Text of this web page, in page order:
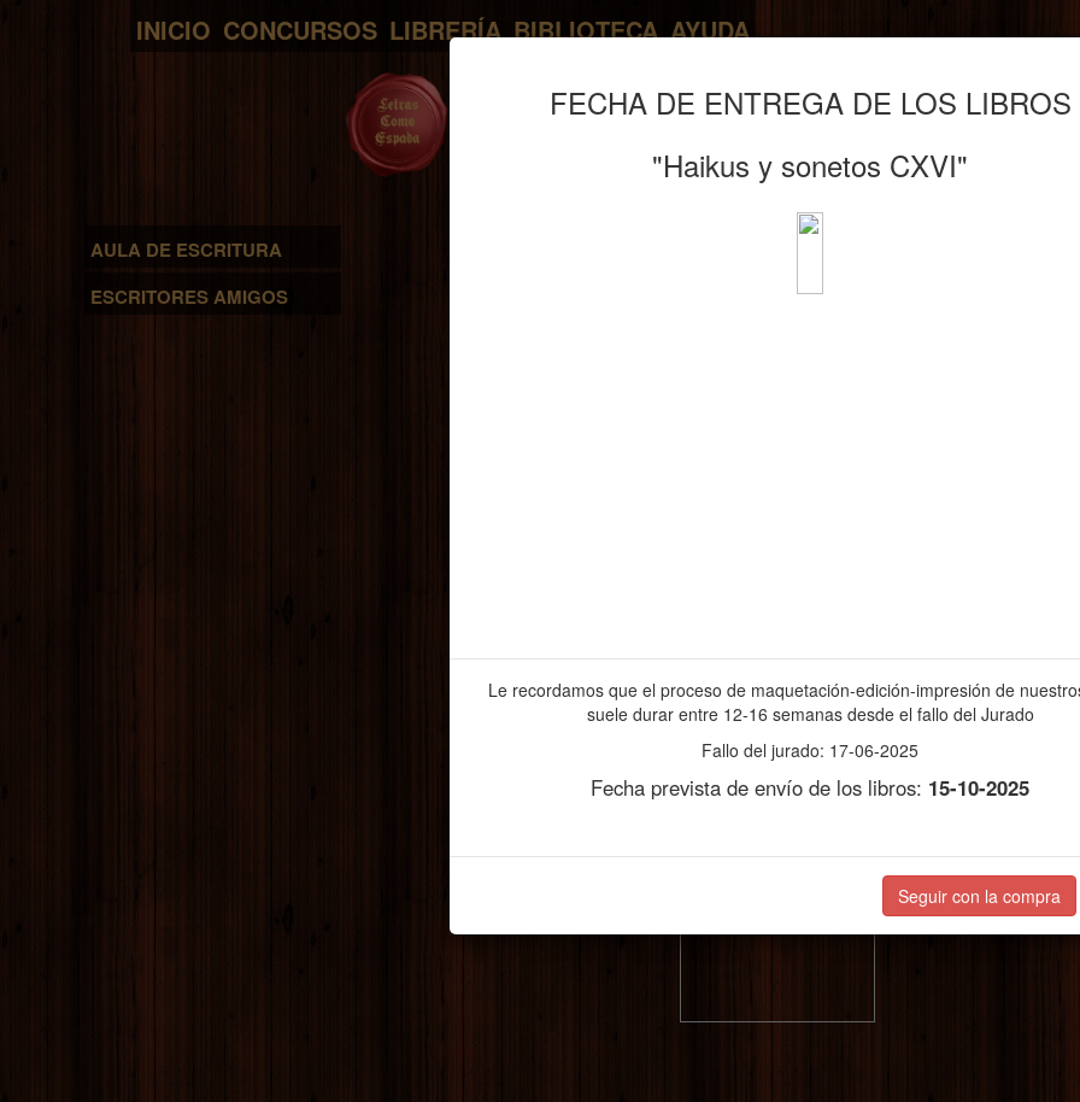
INICIO CONCURSOS LIBRERÍA BIBLIOTECA AYUDA
AULA DE ESCRITURA
ESCRITORES AMIGOS
FECHA DE ENTREGA DE LOS LIBROS
"Haikus y sonetos CXVI"
Le recordamos que el proceso de maquetación-edición-impresión de
suele durar entre 12-16 semanas desde el fallo del Jurado
Fallo del jurado: 17-06-2025
Fecha prevista de envío de los libros: 15-10-2025
Seguir con la compra
FORMATO DIGITAL